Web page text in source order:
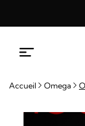
Accueil Omega